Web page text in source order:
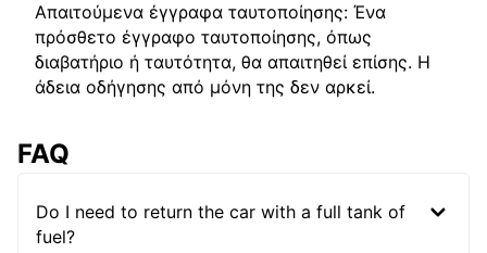
Απαιτούμενα έγγραφα ταυτοποίησης: Ένα
πρόσθετο έγγραφο ταυτοποίησης, όπως
διαβατήριο ή ταυτότητα, θα απαιτηθεί επίσης. Η
άδεια οδήγησης από μόνη της δεν αρκεί.
FAQ
Do I need to return the car with a full tank of
fuel?